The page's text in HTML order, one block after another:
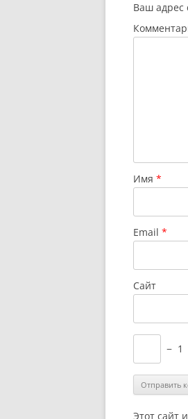
Ваш адрес
Имя *
Email *
Сайт
− 1
Этот сайт